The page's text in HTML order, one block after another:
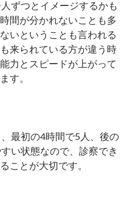
ずつとイメージするかも
間が分かれないことも多
いということも言われる
来られている方が違う時
力とスピードが上がって
す。
最初の4時間で5人、後の
い状態なので、診察でき
ことが大切です。